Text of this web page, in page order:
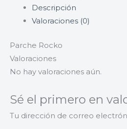
Descripción
Valoraciones (0)
Parche Rocko
Valoraciones
No hay valoraciones aún.
Sé el primero en
Tu dirección de correo